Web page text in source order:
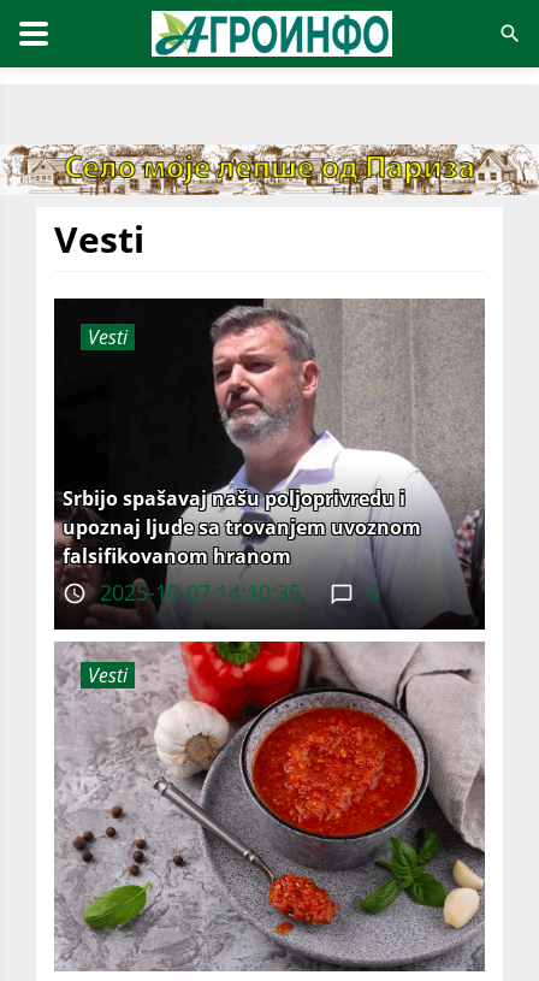
Vesti
Vesti
Srbijo spašavaj našu poljoprivredu i
upoznaj ljude sa trovanjem uvoznom
falsifikovanom hranom
2025-10-07 14:10:35 0
Vesti